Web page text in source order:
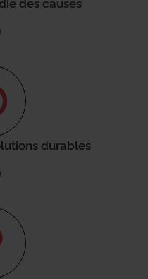
des causes
durables